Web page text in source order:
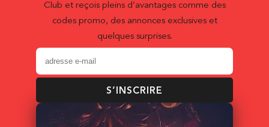
Club et reçois pleins d’avantages comme des
codes promo, des annonces exclusives et
quelques surprises.
S’INSCRIRE